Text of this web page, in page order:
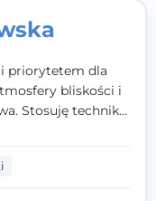
priorytetem dla
bliskości i
Stosuję techniki
oraz metody,
rozwiązaniach
do